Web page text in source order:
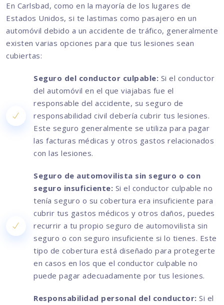
En Carlsbad, como en la mayoría de los lugares de
Estados Unidos, si te lastimas como pasajero en un
automóvil debido a un accidente de tráfico, generalmente
existen varias opciones para que tus lesiones sean
cubiertas:
Seguro del conductor culpable: Si el conductor
del automóvil en el que viajabas fue el
responsable del accidente, su seguro de
responsabilidad civil debería cubrir tus lesiones.
Este seguro generalmente se utiliza para pagar
las facturas médicas y otros gastos relacionados
con las lesiones.
Seguro de automovilista sin seguro o con
seguro insuficiente: Si el conductor culpable no
tenía seguro o su cobertura era insuficiente para
cubrir tus gastos médicos y otros daños, puedes
recurrir a tu propio seguro de automovilista sin
seguro o con seguro insuficiente si lo tienes. Este
tipo de cobertura está diseñado para protegerte
en casos en los que el conductor culpable no
puede pagar adecuadamente por tus lesiones.
Responsabilidad personal del conductor: Si el